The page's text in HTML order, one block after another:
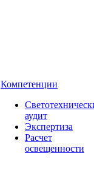
Компетенции
аудит
Экспертиза
Расчет
освещенности